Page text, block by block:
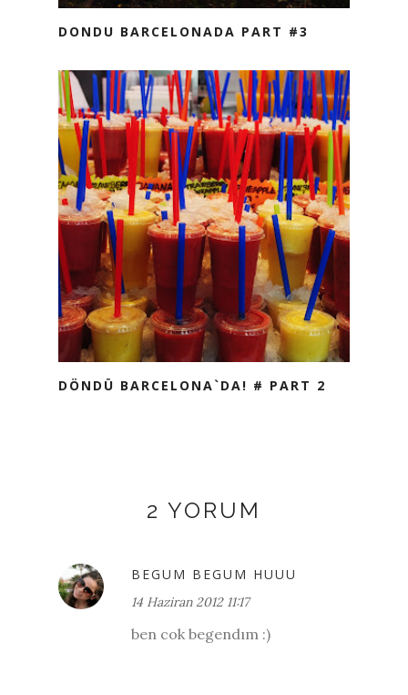
DONDU BARCELONADA PART #3
DÖNDÜ BARCELONA`DA! # PART 2
2 YORUM
BEGUM BEGUM HUUU
14 Haziran 2012 11:17
ben cok begendım :)